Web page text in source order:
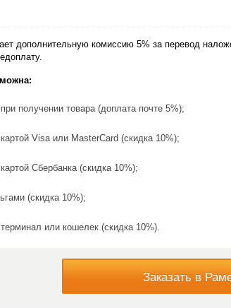
дополнительную комиссию 5% за перевод
получении товара (доплата почте 5%);
Visa или MasterCard (скидка 10%);
Сбербанка (скидка 10%);
(скидка 10%);
или кошелек (скидка 10%).
Заказать в